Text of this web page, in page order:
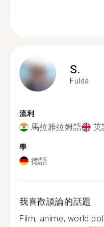
S.
Fulda
流利
馬拉雅拉姆語 英
學
德語
我喜歡談論的話題
Film, anime, world